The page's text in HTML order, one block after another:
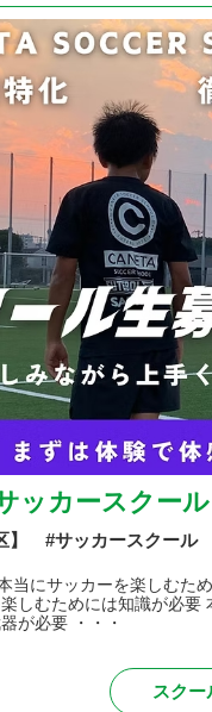
ッカースクール
】 #サッカースクール
本当にサッカーを楽しむた
しむためには知識が必要
が必要 ・・・
スクー